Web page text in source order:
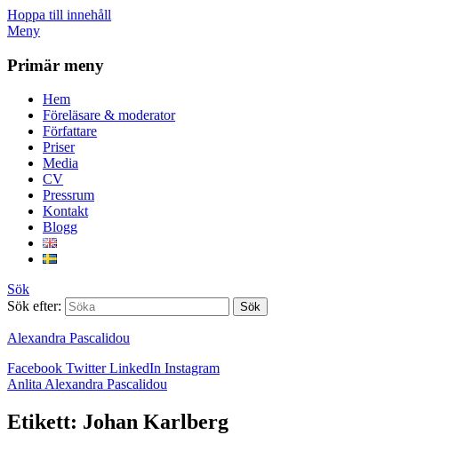
Hoppa till innehåll
Meny
Primär meny
Hem
Föreläsare & moderator
Författare
Priser
Media
CV
Pressrum
Kontakt
Blogg
Sök
Sök efter:
Alexandra Pascalidou
Facebook Twitter LinkedIn Instagram
Anlita Alexandra Pascalidou
Etikett: Johan Karlberg